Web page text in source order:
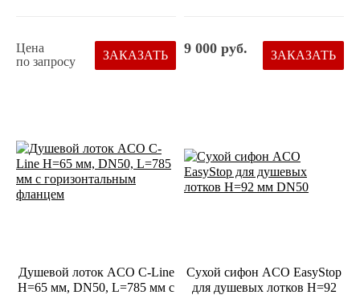
Цена
по запросу
ЗАКАЗАТЬ 9 000 руб. ЗАКАЗАТЬ
Душевой лоток ACO С-Line
H=65 мм, DN50, L=785 мм c
Сухой сифон ACO EasyStop
для душевых лотков Н=92